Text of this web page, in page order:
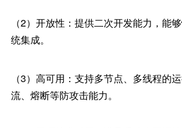
（2）开放性：提供二次开发能力，能
统集成。
（3）高可用：支持多节点、多线程的
流、熔断等防攻击能力。